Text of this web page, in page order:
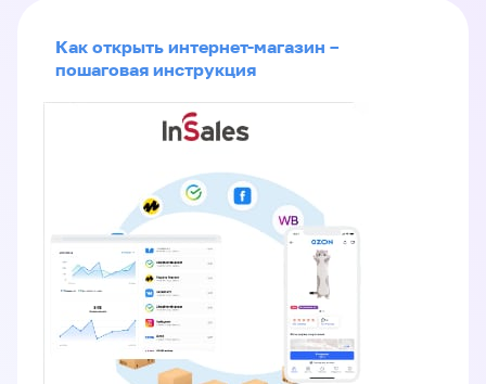
Как открыть интернет-магазин –
пошаговая инструкция